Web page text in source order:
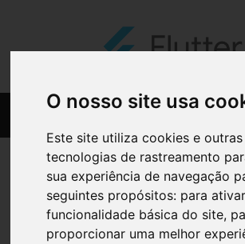
O nosso site usa
Este site utiliza cookies e outras
tecnologias de rastreamento
sua experiência de navegação
seguintes propósitos: para
funcionalidade básica do site,
proporcionar uma melhor